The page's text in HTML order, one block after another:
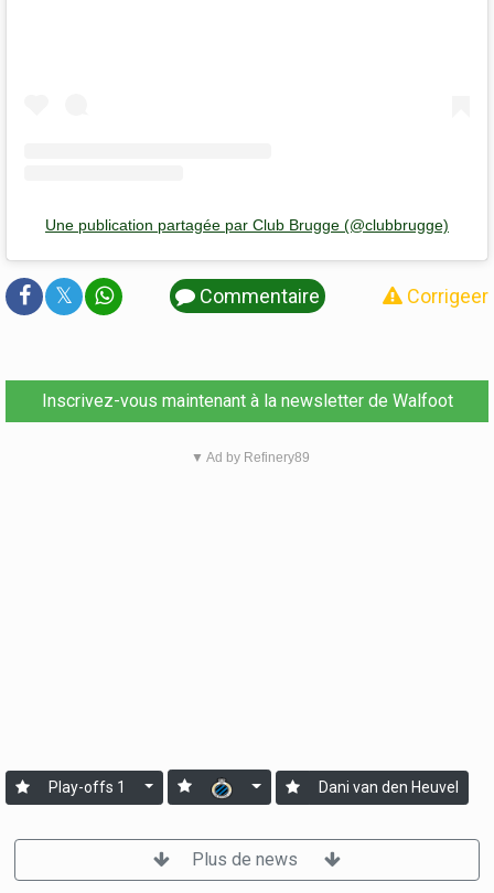
Une publication partagée par Club Brugge (@clubbrugge)
𝕏 Commentaire Corrigeer
Inscrivez-vous maintenant à la newsletter de Walfoot
▼ Ad by Refinery89
Play-offs 1 Dani van den Heuvel
Plus de news